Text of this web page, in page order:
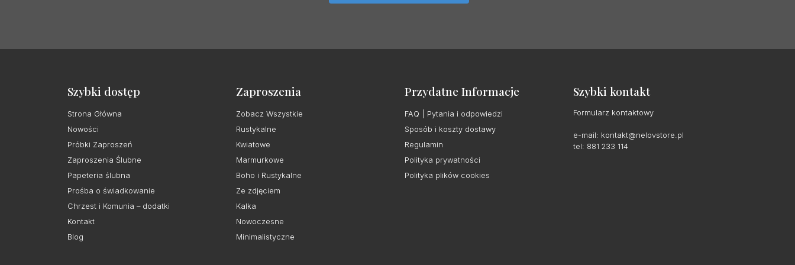
Szybki dostęp
Strona Główna
Nowości
Próbki Zaproszeń
Zaproszenia Ślubne
Papeteria ślubna
Prośba o świadkowanie
Chrzest i Komunia – dodatki
Kontakt
Blog
Zaproszenia
Zobacz Wszystkie
Rustykalne
Kwiatowe
Marmurkowe
Boho i Rustykalne
Ze zdjęciem
Kalka
Nowoczesne
Minimalistyczne
Przydatne Informacje
FAQ | Pytania i odpowiedzi
Sposób i koszty dostawy
Regulamin
Polityka prywatności
Polityka plików cookies
Szybki kontakt
Formularz kontaktowy
e-mail: kontakt@nelovstore.pl
tel: 881 233 114